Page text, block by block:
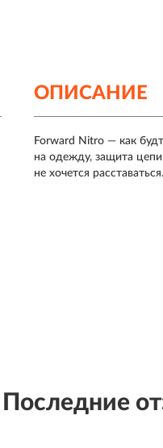
ОПИСАНИЕ
Forward Nitro — как
на одежду, защита
не хочется расставаться.
Последние